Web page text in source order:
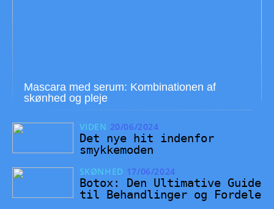
Mascara med serum: Kombinationen af
skønhed og pleje
VIDEN 20/06/2024
Det nye hit indenfor
smykkemoden
SKØNHED 17/06/2024
Botox: Den Ultimative Guide
til Behandlinger og Fordele